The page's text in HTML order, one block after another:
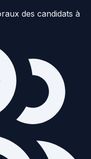
des candidats à